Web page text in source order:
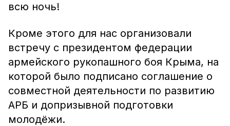
всю ночь!
Кроме этого для нас организовали
встречу с президентом федерации
армейского рукопашного боя Крыма, на
которой было подписано соглашение о
совместной деятельности по развитию
АРБ и допризывной подготовки
молодёжи.